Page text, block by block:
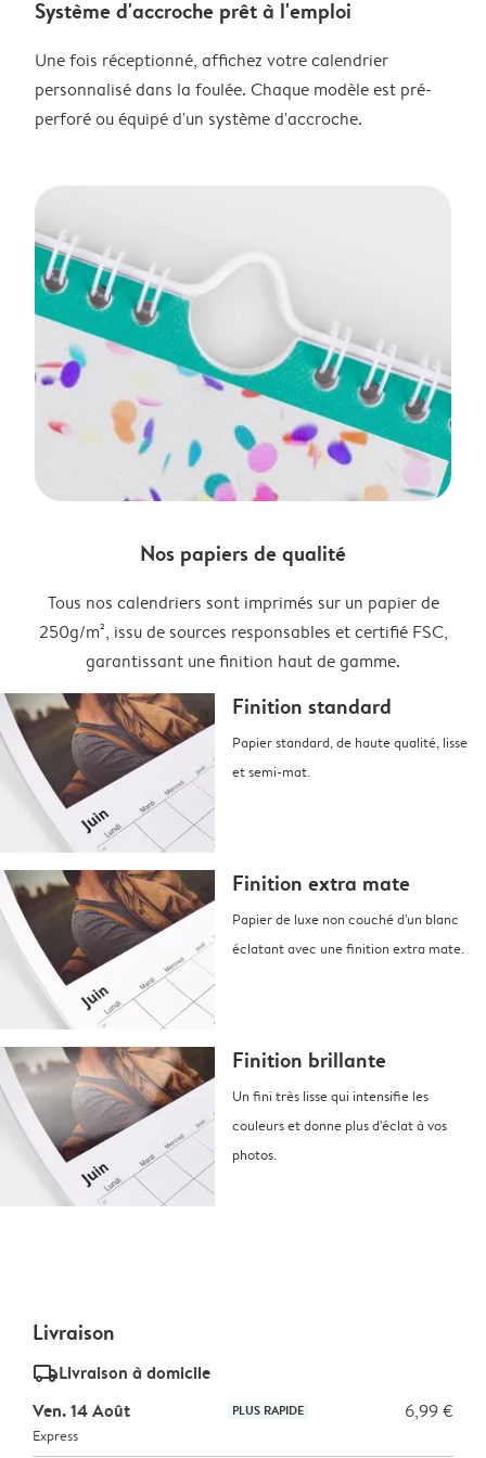
Système d'accroche prêt à l'emploi
Une fois réceptionné, affichez votre calendrier
personnalisé dans la foulée. Chaque modèle est pré-
perforé ou équipé d'un système d'accroche.
Nos papiers de qualité
Tous nos calendriers sont imprimés sur un papier de
250g/m², issu de sources responsables et certifié FSC,
garantissant une finition haut de gamme.
Finition standard
Papier standard, de haute qualité, lisse
et semi-mat.
Finition extra mate
Papier de luxe non couché d'un blanc
éclatant avec une finition extra mate.
Finition brillante
Un fini très lisse qui intensifie les
couleurs et donne plus d'éclat à vos
photos.
Livraison
delivery_standard_v2Livraison à domicile
Ven. 14 Août
PLUS RAPIDE 6,99 €
Express